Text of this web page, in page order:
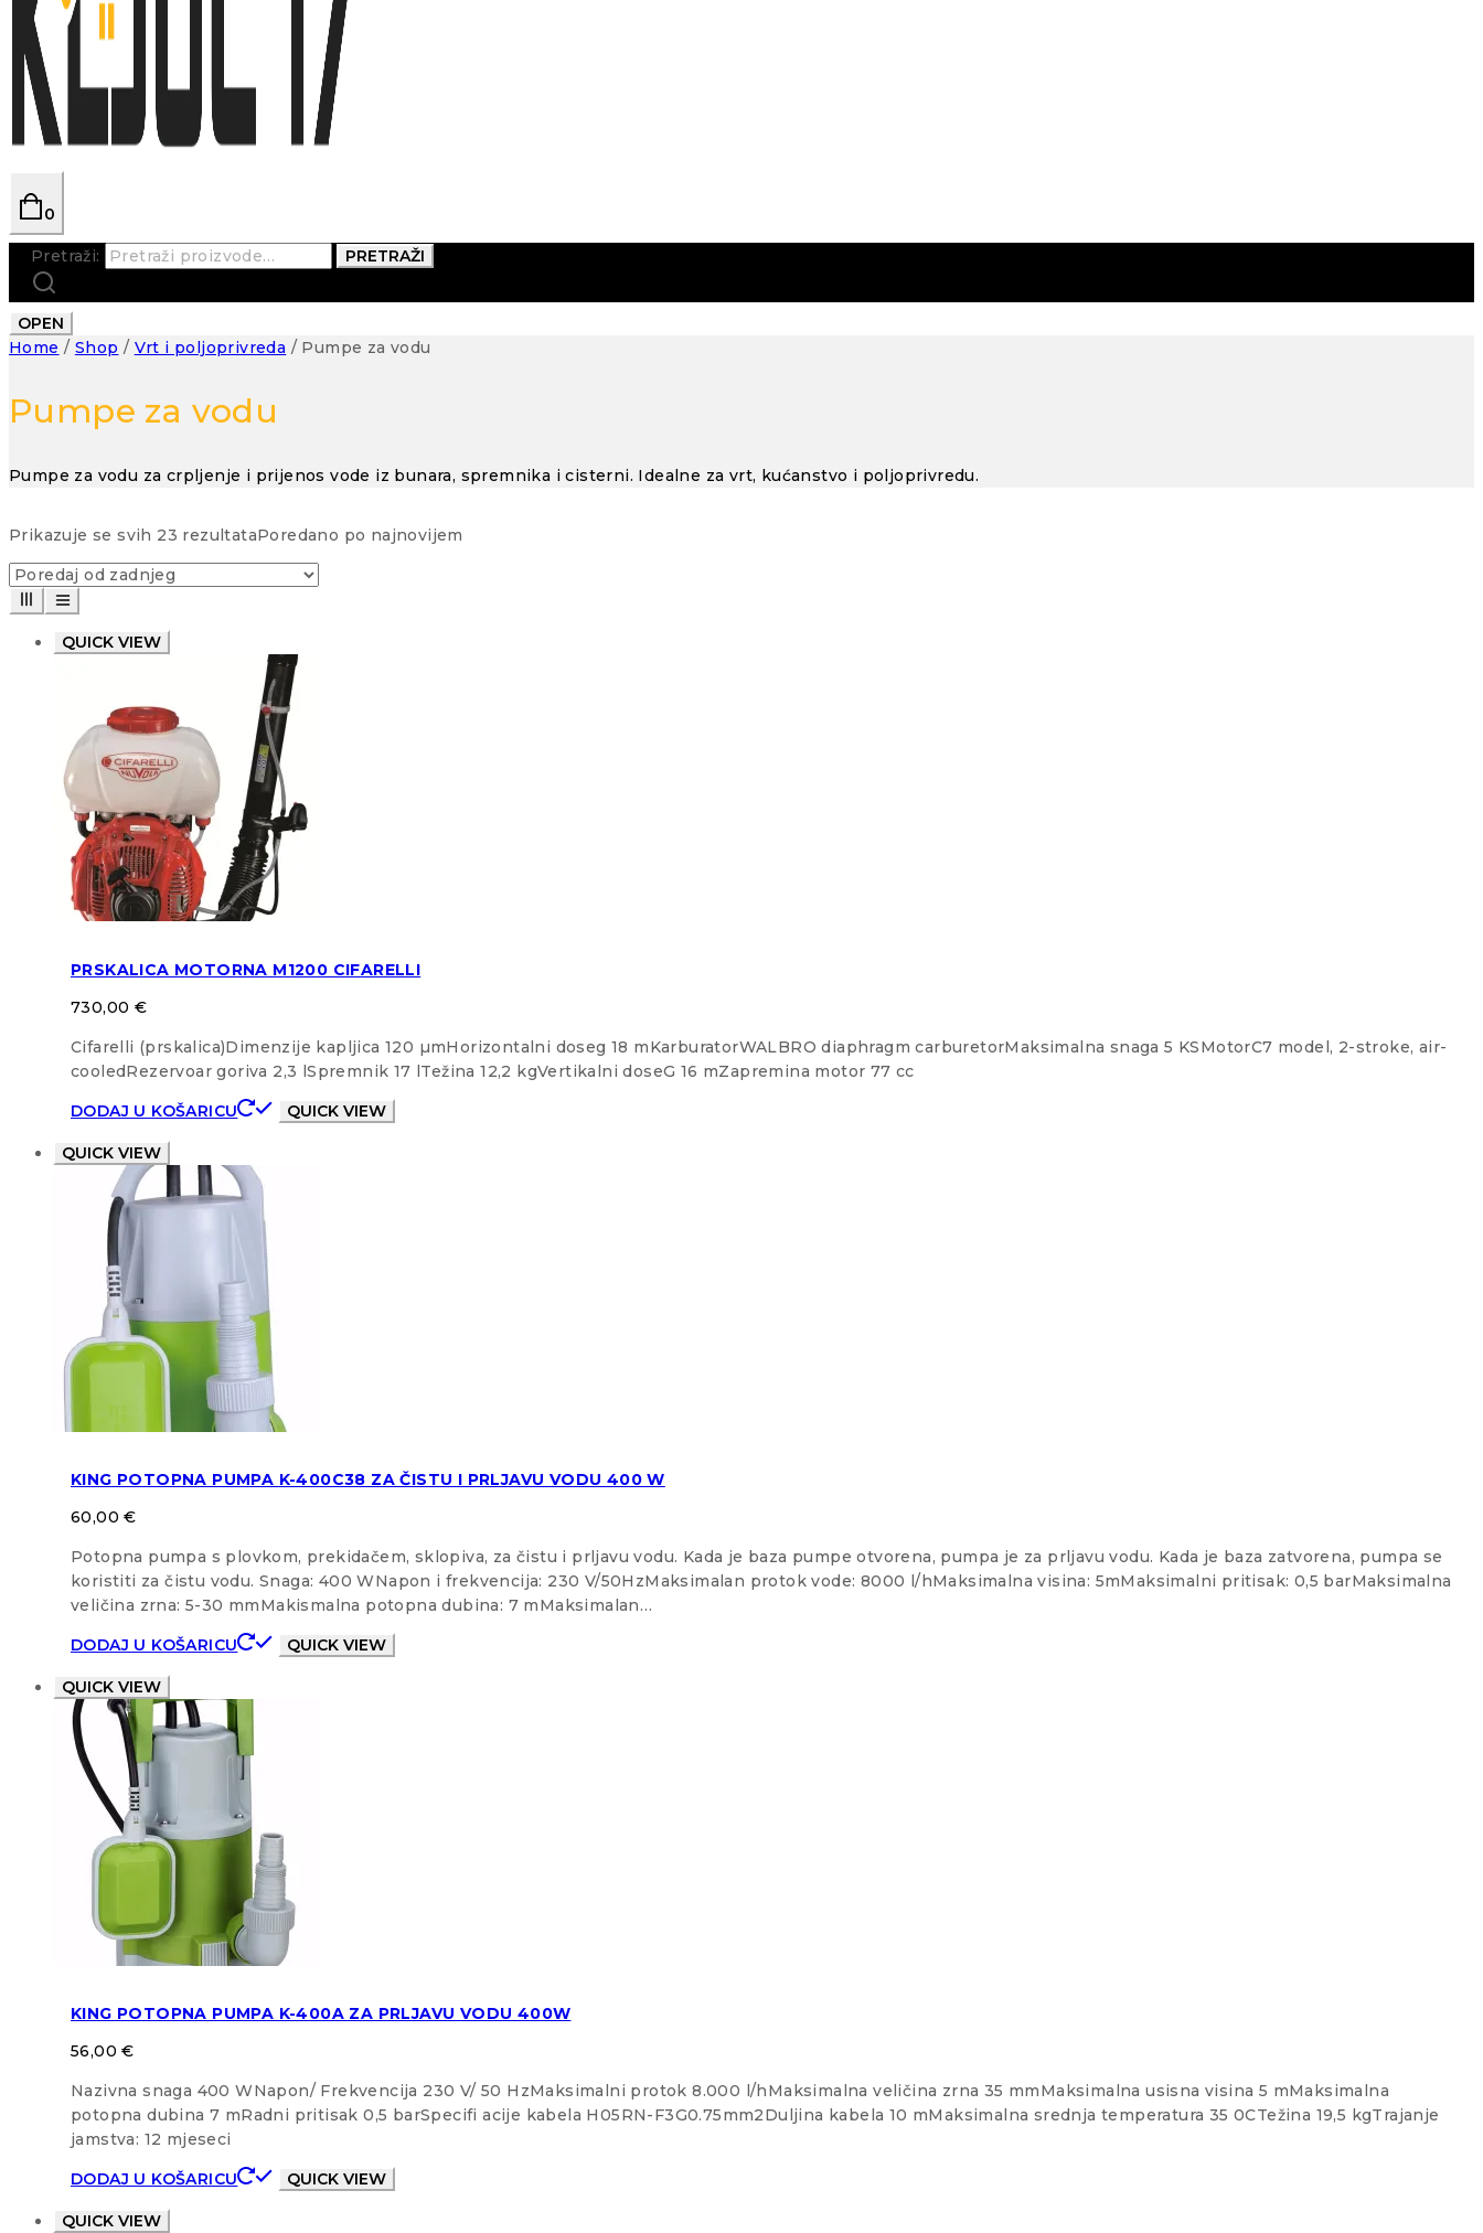
0
Pretraži: PRETRAŽI
OPEN
Home / Shop / Vrt i poljoprivreda / Pumpe za vodu
Pumpe za vodu
Pumpe za vodu za crpljenje i prijenos vode iz bunara, spremnika i cisterni. Idealne za vrt, kućanstvo i poljoprivredu.
Prikazuje se svih 23 rezultataPoredano po najnovijem
QUICK VIEW
PRSKALICA MOTORNA M1200 CIFARELLI
730,00 €
Cifarelli (prskalica)Dimenzije kapljica 120 µmHorizontalni doseg 18 mKarburatorWALBRO diaphragm carburetorMaksimalna snaga 5 KSMotorC7 model, 2-stroke, air-
cooledRezervoar goriva 2,3 lSpremnik 17 lTežina 12,2 kgVertikalni doseG 16 mZapremina motor 77 cc
DODAJ U KOŠARICU
QUICK VIEW
QUICK VIEW
KING POTOPNA PUMPA K-400C38 ZA ČISTU I PRLJAVU VODU 400 W
60,00€
Potopna pumpa s plovkom, prekidačem, sklopiva, za čistu i prljavu vodu. Kada je baza pumpe otvorena, pumpa je za prljavu vodu. Kada je baza zatvorena, pumpa se
koristiti za čistu vodu. Snaga: 400 WNapon i frekvencija: 230 V/50HzMaksimalan protok vode: 8000 l/hMaksimalna visina: 5mMaksimalni pritisak: 0,5 barMaksimalna
veličina zrna: 5-30 mmMakismalna potopna dubina: 7 mMaksimalan…
DODAJ U KOŠARICU
QUICK VIEW
QUICK VIEW
KING POTOPNA PUMPA K-400A ZA PRLJAVU VODU 400W
56,00€
Nazivna snaga 400 WNapon/ Frekvencija 230 V/ 50 HzMaksimalni protok 8.000 l/hMaksimalna veličina zrna 35 mmMaksimalna usisna visina 5 mMaksimalna
potopna dubina 7 mRadni pritisak 0,5 barSpecifi acije kabela H05RN-F3G0.75mm2Duljina kabela 10 mMaksimalna srednja temperatura 35 0CTežina 19,5 kgTrajanje
jamstva: 12 mjeseci
DODAJ U KOŠARICU
QUICK VIEW
QUICK VIEW